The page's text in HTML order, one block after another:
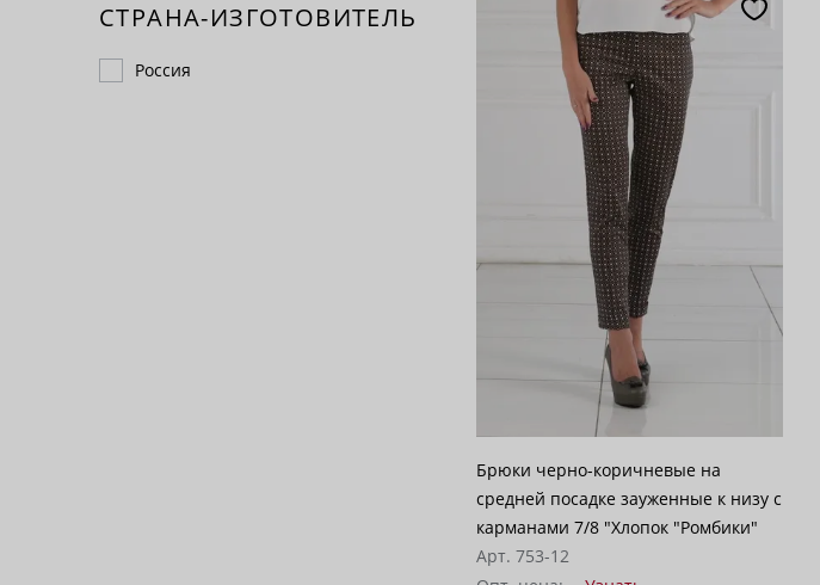
СТРАНА-ИЗГОТОВИТЕЛЬ
Россия
Брюки черно-коричневые на
средней посадке зауженные к низу с
карманами 7/8 "Хлопок "Ромбики"
Арт. 753-12